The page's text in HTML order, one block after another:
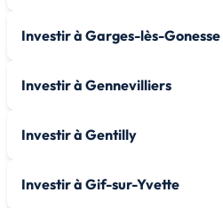
Investir à Garges-lès-Gonesse
Investir à Gennevilliers
Investir à Gentilly
Investir à Gif-sur-Yvette